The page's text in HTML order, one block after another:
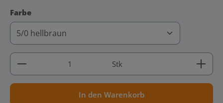
Farbeauswählen
Produkt Anzahl: Gib den gewünschten Wert ein
Stk
In den Warenkorb